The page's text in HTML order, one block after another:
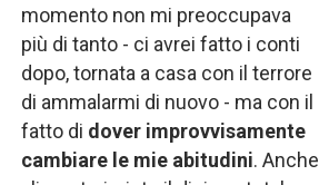
momento non mi preoccupava
più di tanto - ci avrei fatto i conti
dopo, tornata a casa con il terrore
di ammalarmi di nuovo - ma con il
fatto di dover improvvisamente
cambiare le mie abitudini. Anche